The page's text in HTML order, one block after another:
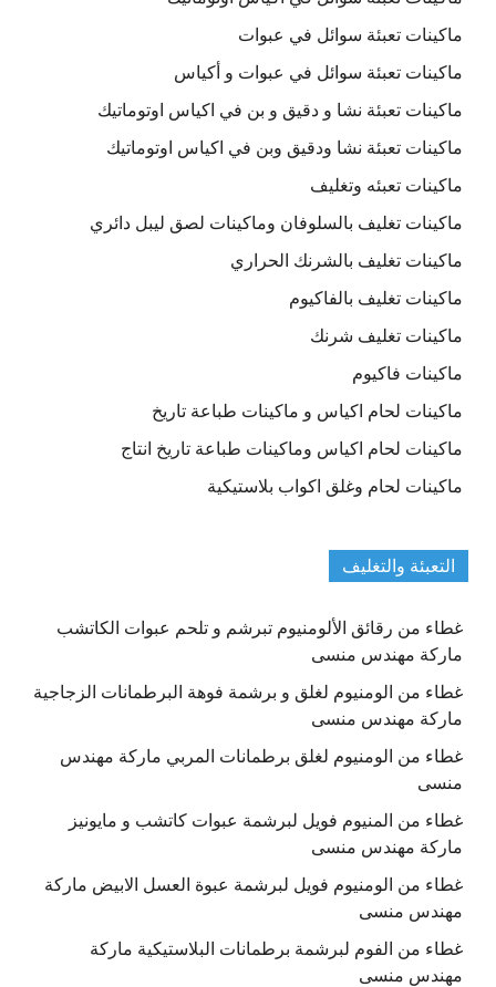
ماكينات تعبئة سوائل في عبوات
ماكينات تعبئة سوائل في عبوات و أكياس
ماكينات تعبئة نشا و دقيق و بن في اكياس اوتوماتيك
ماكينات تعبئة نشا ودقيق وبن في اكياس اوتوماتيك
ماكينات تعبئه وتغليف
ماكينات تغليف بالسلوفان وماكينات لصق ليبل دائري
ماكينات تغليف بالشرنك الحراري
ماكينات تغليف بالفاكيوم
ماكينات تغليف شرنك
ماكينات فاكيوم
ماكينات لحام اكياس و ماكينات طباعة تاريخ
ماكينات لحام اكياس وماكينات طباعة تاريخ انتاج
ماكينات لحام وغلق اكواب بلاستيكية
التعبئة والتغليف
غطاء من رقائق الألومنيوم تبرشم و تلحم عبوات الكاتشب
ماركة مهندس منسى
غطاء من الومنيوم لغلق و برشمة فوهة البرطمانات الزجاجية
ماركة مهندس منسى
غطاء من الومنيوم لغلق برطمانات المربي ماركة مهندس
منسى
غطاء من المنيوم فويل لبرشمة عبوات كاتشب و مايونيز
ماركة مهندس منسى
غطاء من الومنيوم فويل لبرشمة عبوة العسل الابيض ماركة
مهندس منسى
غطاء من الفوم لبرشمة برطمانات البلاستيكية ماركة
مهندس منسى